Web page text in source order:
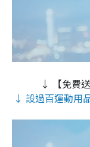
↓ 【免費
↓ 設過百運動用